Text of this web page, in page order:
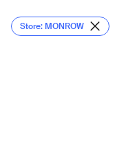
Store: MONROW